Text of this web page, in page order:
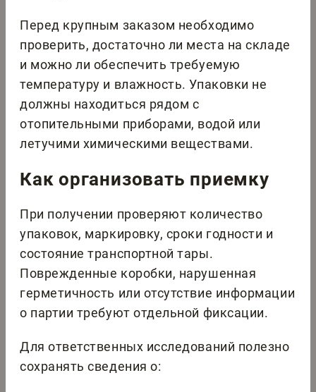
Перед крупным заказом необходимо
проверить, достаточно ли места на складе
и можно ли обеспечить требуемую
температуру и влажность. Упаковки не
должны находиться рядом с
отопительными приборами, водой или
летучими химическими веществами.
Как организовать приемку
При получении проверяют количество
упаковок, маркировку, сроки годности и
состояние транспортной тары.
Поврежденные коробки, нарушенная
герметичность или отсутствие информации
о партии требуют отдельной фиксации.
Для ответственных исследований полезно
сохранять сведения о: